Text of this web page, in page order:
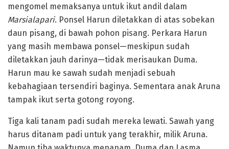
mengomel memaksanya untuk ikut andil dalam
Marsialapari. Ponsel Harun diletakkan di atas sobekan
daun pisang, di bawah pohon pisang. Perkara Harun
yang masih membawa ponsel—meskipun sudah
diletakkan jauh darinya—tidak merisaukan Duma.
Harun mau ke sawah sudah menjadi sebuah
kebahagiaan tersendiri baginya. Sementara anak Aruna
tampak ikut serta gotong royong.
Tiga kali tanam padi sudah mereka lewati. Sawah yang
harus ditanam padi untuk yang terakhir, milik Aruna.